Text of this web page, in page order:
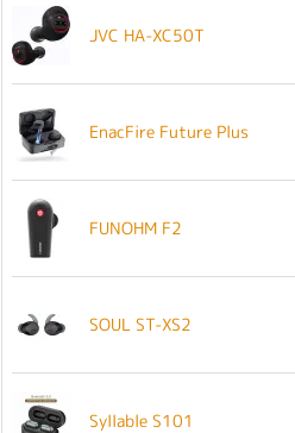
JVC HA-XC50T
EnacFire Future Plus
FUNOHM F2
SOUL ST-XS2
Syllable S101